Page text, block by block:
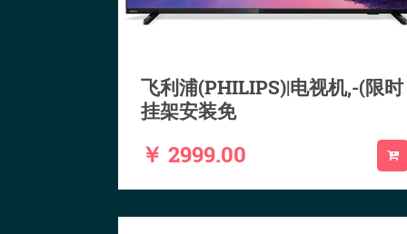
飞利浦(PHILIPS)|电视机,-(限时
挂架安装免
￥ 2999.00